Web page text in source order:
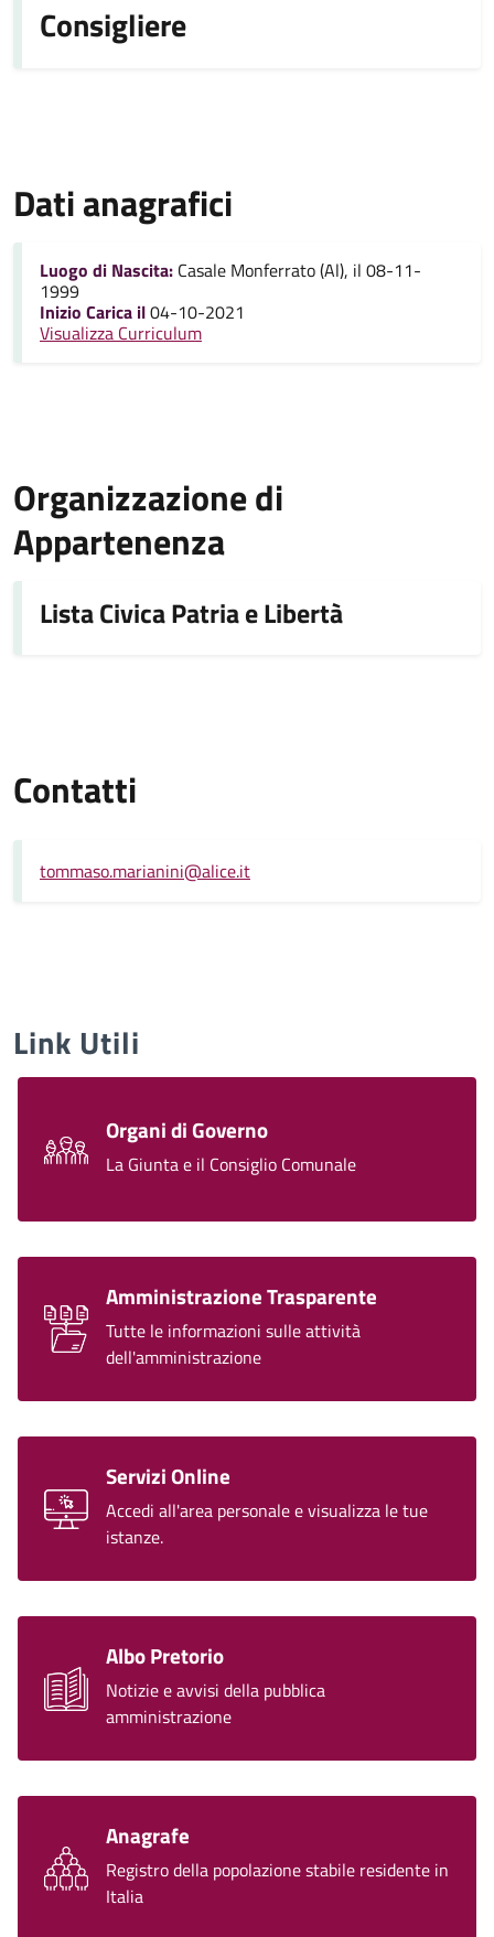
Consigliere
Dati anagrafici
Luogo di Nascita: Casale Monferrato (Al), il 08-11-
1999
Inizio Carica il04-10-2021
Visualizza Curriculum
Organizzazione di
Appartenenza
Lista Civica Patria e Libertà
Contatti
tommaso.marianini@alice.it
Link Utili
Organi di Governo
La Giunta e il Consiglio Comunale
Amministrazione Trasparente
Tutte le informazioni sulle attività
dell'amministrazione
Servizi Online
Accedi all'area personale e visualizza le tue
istanze.
Albo Pretorio
Notizie e avvisi della pubblica
amministrazione
Anagrafe
Registro della popolazione stabile residente in
Italia